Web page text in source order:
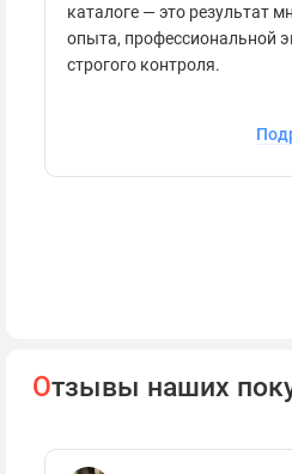
каталоге — это результат
опыта, профессиональной
строгого контроля.
Отзывы наших